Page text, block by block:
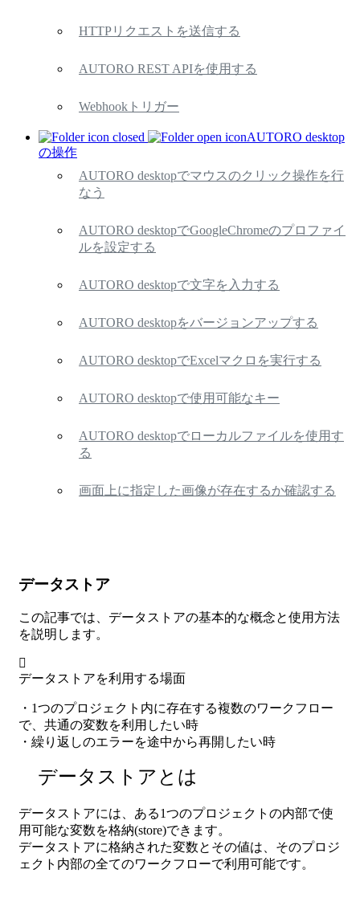
HTTPリクエストを送信する
AUTORO REST APIを使用する
Webhookトリガー
AUTORO desktop
の操作
AUTORO desktopでマウスのクリック操作を行
なう
AUTORO desktopでGoogleChromeのプロファイ
ルを設定する
AUTORO desktopで文字を入力する
AUTORO desktopをバージョンアップする
AUTORO desktopでExcelマクロを実行する
AUTORO desktopで使用可能なキー
AUTORO desktopでローカルファイルを使用す
る
画面上に指定した画像が存在するか確認する
データストア
この記事では、データストアの基本的な概念と使用方法
を説明します。
データストアを利用する場面
・1つのプロジェクト内に存在する複数のワークフロー
で、共通の変数を利用したい時
・繰り返しのエラーを途中から再開したい時
データストアとは
データストアには、ある1つのプロジェクトの内部で使
用可能な変数を格納(store)できます。
データストアに格納された変数とその値は、そのプロジ
ェクト内部の全てのワークフローで利用可能です。